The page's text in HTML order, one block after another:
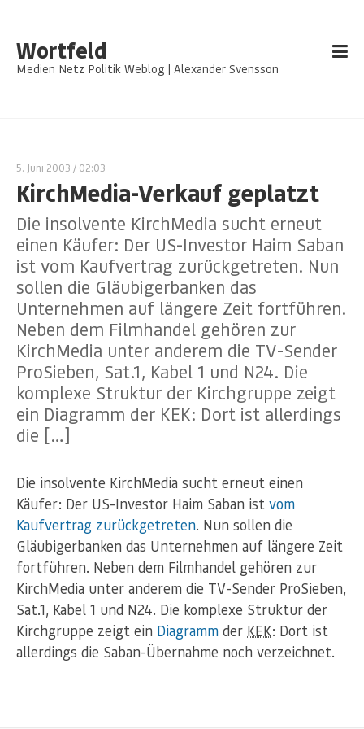
Wortfeld
Medien Netz Politik Weblog | Alexander Svensson
5. Juni 2003 / 02:03
KirchMedia-Verkauf geplatzt
Die insolvente KirchMedia sucht erneut
einen Käufer: Der US-Investor Haim Saban
ist vom Kaufvertrag zurückgetreten. Nun
sollen die Gläubigerbanken das
Unternehmen auf längere Zeit fortführen.
Neben dem Filmhandel gehören zur
KirchMedia unter anderem die TV-Sender
ProSieben, Sat.1, Kabel 1 und N24. Die
komplexe Struktur der Kirchgruppe zeigt
ein Diagramm der KEK: Dort ist allerdings
die […]
Die insolvente KirchMedia sucht erneut einen
Käufer: Der US-Investor Haim Saban ist vom
Kaufvertrag zurückgetreten. Nun sollen die
Gläubigerbanken das Unternehmen auf längere Zeit
fortführen. Neben dem Filmhandel gehören zur
KirchMedia unter anderem die TV-Sender ProSieben,
Sat.1, Kabel 1 und N24. Die komplexe Struktur der
Kirchgruppe zeigt ein Diagramm der KEK: Dort ist
allerdings die Saban-Übernahme noch verzeichnet.